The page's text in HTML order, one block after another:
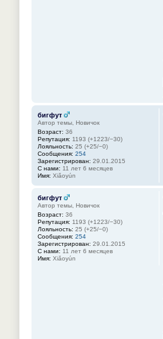
бигфут
Автор темы, Новичок
Возраст: 36
Репутация: 1193 (+1223/−30)
Лояльность: 25 (+25/−0)
Сообщения: 254
Зарегистрирован: 29.01.2015
С нами: 11 лет 6 месяцев
Имя: Xiǎoyún
бигфут
Автор темы, Новичок
Возраст: 36
Репутация: 1193 (+1223/−30)
Лояльность: 25 (+25/−0)
Сообщения: 254
Зарегистрирован: 29.01.2015
С нами: 11 лет 6 месяцев
Имя: Xiǎoyún